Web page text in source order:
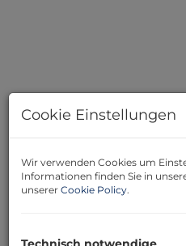
Beschreibung
622 m²
Cookie Einstellungen
Wir verwenden Cookies um
Informationen finden Sie in
unserer Cookie Policy.